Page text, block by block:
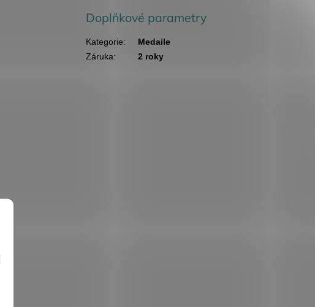
Doplňkové parametry
Kategorie:
Medaile
Záruka: 2 roky